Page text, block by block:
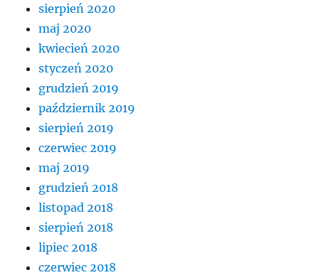
sierpień 2020
maj 2020
kwiecień 2020
styczeń 2020
grudzień 2019
październik 2019
sierpień 2019
czerwiec 2019
maj 2019
grudzień 2018
listopad 2018
sierpień 2018
lipiec 2018
czerwiec 2018